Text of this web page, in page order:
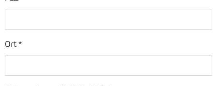
Ort *